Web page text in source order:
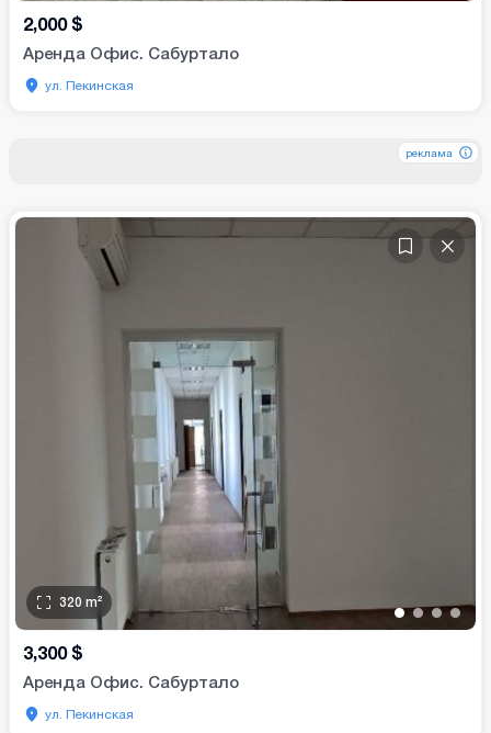
2,000 $
Аренда Офис. Сабуртало
ул. Пекинская
••••
320 m²
3,300 $
Аренда Офис. Сабуртало
ул. Пекинская
реклама
реклама
реклама